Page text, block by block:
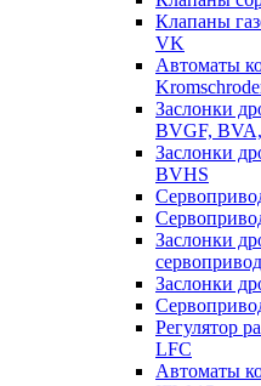
Клапаны
VK
Автоматы
Заслонки
BVGF,
Заслонки
BVHS
Заслонки
Заслонки
Регулятор
LFC
Автоматы